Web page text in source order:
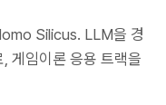
Silicus. LLM을 경
게임이론 응용 트랙을